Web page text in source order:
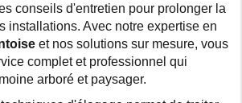
conseils d'entretien pour prolonger la
installations. Avec notre expertise en
et nos solutions sur mesure, vous
complet et professionnel qui
arboré et paysager.